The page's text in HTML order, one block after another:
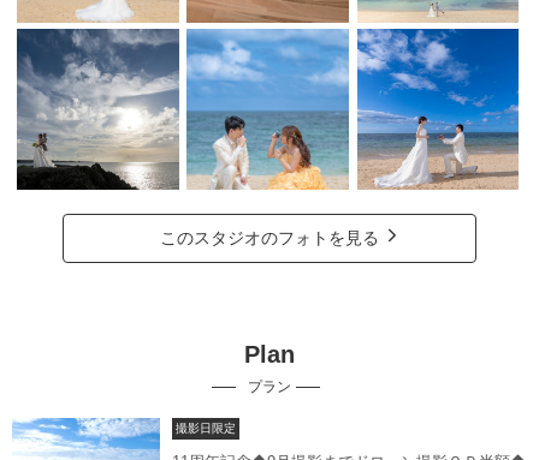
このスタジオのフォトを見る
Plan
プラン
撮影日限定